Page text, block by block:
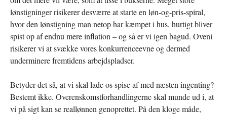
lønstigninger risikerer desværre at starte en løn-og-pris-spiral,
hvor den lønstigning man netop har kæmpet i hus, hurtigt bliver
spist op af endnu mere inflation – og så er vi igen bagud. Oveni
risikerer vi at svække vores konkurrenceevne og dermed
underminere fremtidens arbejdspladser.
Betyder det så, at vi skal lade os spise af med næsten ingenting?
Bestemt ikke. Overenskomstforhandlingerne skal munde ud i, at
vi på sigt kan se reallønnen genoprettet. På den kloge måde,